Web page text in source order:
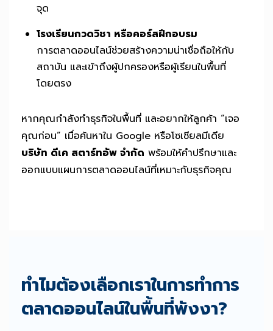
จุด
โรงเรียนกวดวิชา หรือคอร์สฝึกอบรม
การตลาดออนไลน์ช่วยสร้างความน่าเชื่อถือให้กับ
สถาบัน และเข้าถึงผู้ปกครองหรือผู้เรียนในพื้นที่
โดยตรง
หากคุณกำลังทำธุรกิจในพื้นที่ และอยากให้ลูกค้า “เจอ
คุณก่อน” เมื่อค้นหาใน Google หรือโซเชียลมีเดีย
บริษัท ดีเค สตาร์ทอัพ จำกัด พร้อมให้คำปรึกษาและ
ออกแบบแผนการตลาดออนไลน์ที่เหมาะกับธุรกิจคุณ
ทำไมต้องเลือกเราในการทำการ
ตลาดออนไลน์ในพื้นที่พังงา?